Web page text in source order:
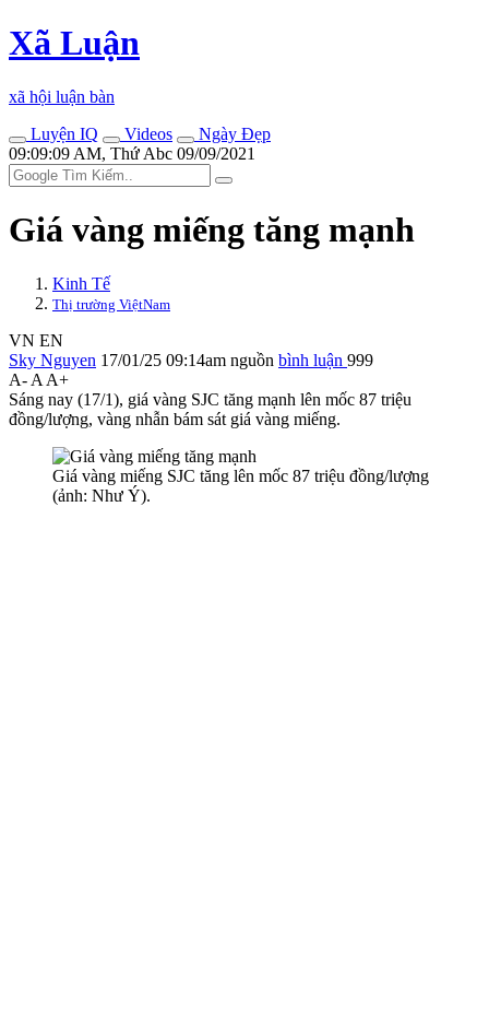
Xã Luận
xã hội luận bàn
Luyện IQ
Videos
Ngày Đẹp
09:09:09 AM, Thứ Abc 09/09/2021
Giá vàng miếng tăng mạnh
Kinh Tế
Thị trường ViệtNam
VN EN
Sky Nguyen 17/01/25 09:14am nguồn bình luận 999
A- A A+
Sáng nay (17/1), giá vàng SJC tăng mạnh lên mốc 87 triệu
đồng/lượng, vàng nhẫn bám sát giá vàng miếng.
Giá vàng miếng SJC tăng lên mốc 87 triệu đồng/lượng
(ảnh: Như Ý).